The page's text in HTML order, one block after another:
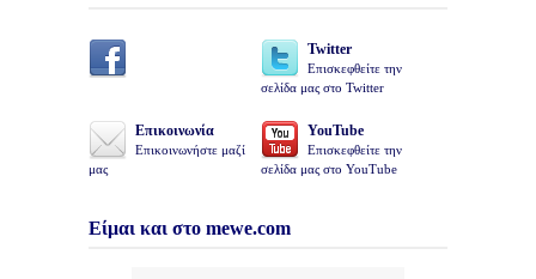
Twitter
Επισκεφθείτε την
σελίδα μας στο Twitter
Επικοινωνία
Επικοινωνήστε μαζί
μας
YouTube
Επισκεφθείτε την
σελίδα μας στο YouTube
Είμαι και στο mewe.com